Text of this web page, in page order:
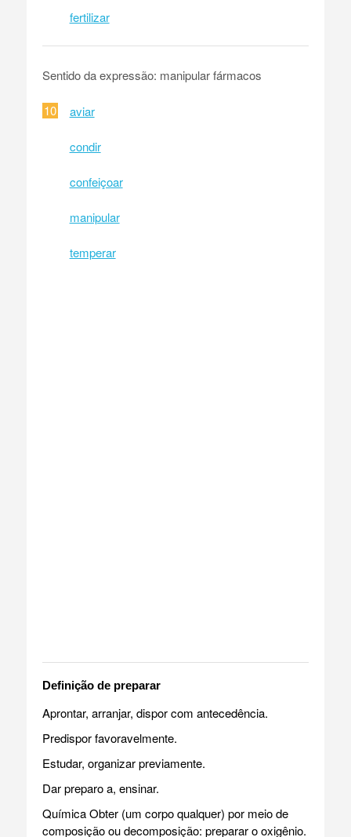
fertilizar
Sentido da expressão: manipular fármacos
10 aviar
condir
confeiçoar
manipular
temperar
Definição de preparar
Aprontar, arranjar, dispor com antecedência.
Predispor favoravelmente.
Estudar, organizar previamente.
Dar preparo a, ensinar.
Química Obter (um corpo qualquer) por meio de
composição ou decomposição: preparar o oxigênio.